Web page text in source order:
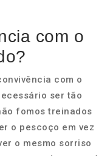
com o
com o
ser tão
fomos treinados
o pescoço em vez
o mesmo sorriso